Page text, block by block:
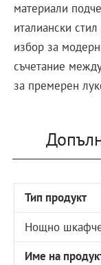
материали
италиански
избор за
съчетание
за премерен
Тип продукт
Нощно
Име на